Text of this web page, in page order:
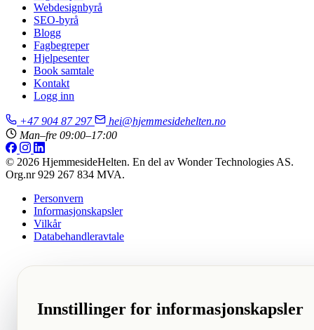
Webdesignbyrå
SEO-byrå
Blogg
Fagbegreper
Hjelpesenter
Book samtale
Kontakt
Logg inn
+47 904 87 297
hei@hjemmesidehelten.no
Man–fre 09:00–17:00
© 2026 HjemmesideHelten. En del av Wonder Technologies AS.
Org.nr 929 267 834 MVA.
Personvern
Informasjonskapsler
Vilkår
Databehandleravtale
Innstillinger for informasjonskapsler